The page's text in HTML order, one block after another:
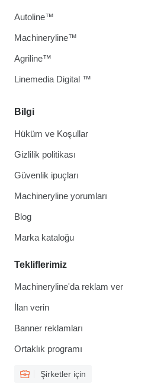
Bilgi
Hüküm ve Koşullar
Gizlilik politikası
Güvenlik ipuçları
Machineryline yorumları
Blog
Marka kataloğu
Tekliflerimiz
Machineryline'da reklam ver
İlan verin
Banner reklamları
Ortaklık programı
Şirketler için
Autoline™
Machineryline™
Agriline™
Linemedia Digital ™